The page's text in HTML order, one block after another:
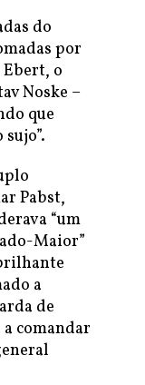
do
por
Ebert, o
Noske –
que
Pabst,
“um
Maior”
a
de
comandar